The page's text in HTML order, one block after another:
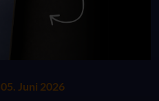
05. Juni 2026